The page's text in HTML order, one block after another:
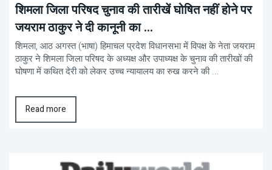
शिमला जिला परिषद चुनाव की तारीखें घोषित नहीं होने पर
जयराम ठाकुर ने दी कानूनी का ...
शिमला, आठ अगस्त (भाषा) हिमाचल प्रदेश विधानसभा में विपक्ष के नेता जयराम
ठाकुर ने शिमला जिला परिषद के अध्यक्ष और उपाध्यक्ष के चुनाव की तारीखों की
घोषणा में कथित देरी को लेकर उच्च न्यायालय का रुख करने की ...
Read more